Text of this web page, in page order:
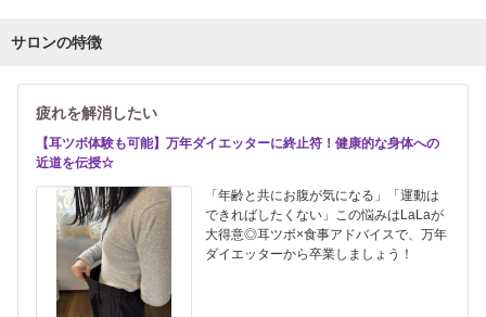
サロンの特徴
疲れを解消したい
【耳ツボ体験も可能】万年ダイエッターに終止符！健康的な身体への
近道を伝授☆
「年齢と共にお腹が気になる」「運動は
できればしたくない」この悩みはLaLaが
大得意◎耳ツボ×食事アドバイスで、万年
ダイエッターから卒業しましょう！